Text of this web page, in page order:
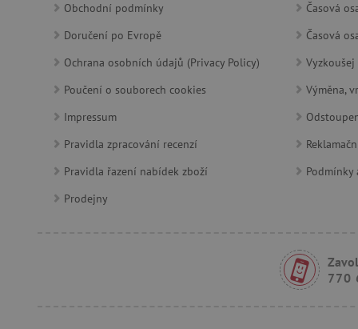
Obchodní podmínky
Doručení po Evropě
Ochrana osobních údajů (Privacy Policy)
Poučení o souborech cookies
Impressum
Pravidla zpracování recenzí
Pravidla řazení nabídek zboží
Prodejny
Časová
Časová
Výměna,
Podmínky
770
lastVisitedProduct
_sp_ses.f442
featureFlagIdentifier
_pinterest_ct_ua
_sp_id.f442